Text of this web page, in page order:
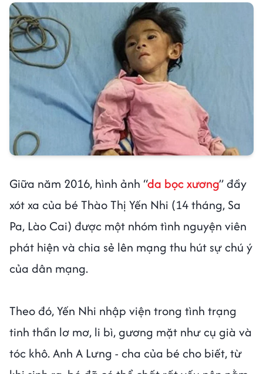
Giữa năm 2016, hình ảnh “da bọc xương” đầy
xót xa của bé Thào Thị Yến Nhi (14 tháng, Sa
Pa, Lào Cai) được một nhóm tình nguyện viên
phát hiện và chia sẻ lên mạng thu hút sự chú ý
của dân mạng.
Theo đó, Yến Nhi nhập viện trong tình trạng
tinh thần lơ mơ, li bì, gương mặt như cụ già và
tóc khô. Anh A Lưng - cha của bé cho biết, từ